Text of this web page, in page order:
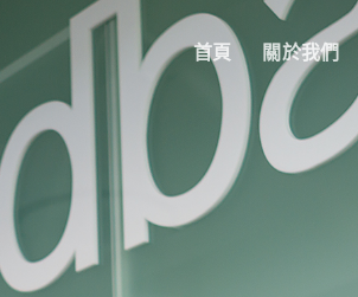
首頁 關於我們